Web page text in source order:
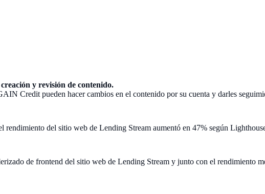
y revisión de contenido.
Credit pueden hacer cambios en el contenido por su cuenta y darles
rendimiento del sitio web de Lending Stream aumentó en 47% según
de frontend del sitio web de Lending Stream y junto con el rendimiento